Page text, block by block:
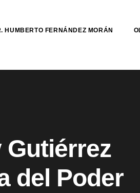
HUMBERTO FERNÁNDEZ MORÁN
Gutiérrez
del Poder